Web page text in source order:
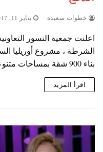
خطوات سعيدة يناير 11, 2017
اعلنت جمعية النسور
الشرطة ، مشروع أوريليا
بناء 900 شقة بمساحات متنوعة واسعار مختلفة…
اقرأ المزيد